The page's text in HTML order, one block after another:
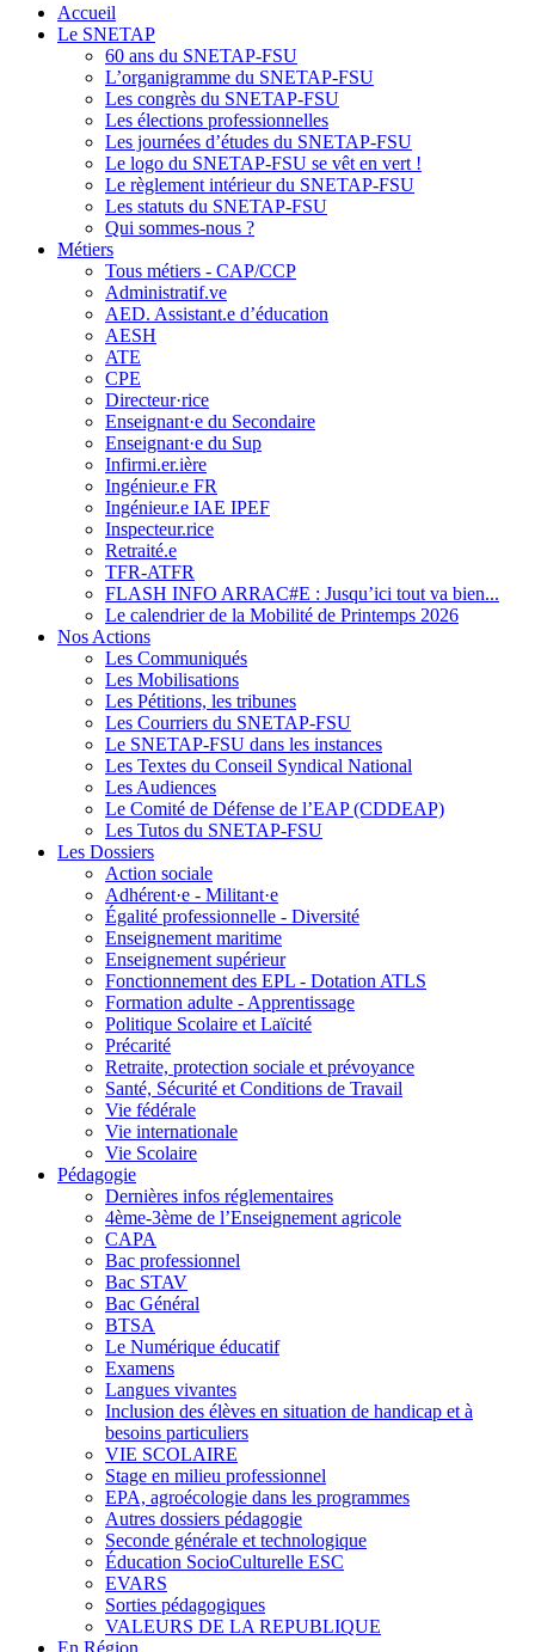
Accueil
Le SNETAP
60 ans du SNETAP-FSU
L’organigramme du SNETAP-FSU
Les congrès du SNETAP-FSU
Les élections professionnelles
Les journées d’études du SNETAP-FSU
Le logo du SNETAP-FSU se vêt en vert !
Le règlement intérieur du SNETAP-FSU
Les statuts du SNETAP-FSU
Qui sommes-nous ?
Métiers
Tous métiers - CAP/CCP
Administratif.ve
AED. Assistant.e d’éducation
AESH
ATE
CPE
Directeur·rice
Enseignant·e du Secondaire
Enseignant·e du Sup
Infirmi.er.ière
Ingénieur.e FR
Ingénieur.e IAE IPEF
Inspecteur.rice
Retraité.e
TFR-ATFR
FLASH INFO ARRAC#E : Jusqu’ici tout va bien...
Le calendrier de la Mobilité de Printemps 2026
Nos Actions
Les Communiqués
Les Mobilisations
Les Pétitions, les tribunes
Les Courriers du SNETAP-FSU
Le SNETAP-FSU dans les instances
Les Textes du Conseil Syndical National
Les Audiences
Le Comité de Défense de l’EAP (CDDEAP)
Les Tutos du SNETAP-FSU
Les Dossiers
Action sociale
Adhérent·e - Militant·e
Égalité professionnelle - Diversité
Enseignement maritime
Enseignement supérieur
Fonctionnement des EPL - Dotation ATLS
Formation adulte - Apprentissage
Politique Scolaire et Laïcité
Précarité
Retraite, protection sociale et prévoyance
Santé, Sécurité et Conditions de Travail
Vie fédérale
Vie internationale
Vie Scolaire
Pédagogie
Dernières infos réglementaires
4ème-3ème de l’Enseignement agricole
CAPA
Bac professionnel
Bac STAV
Bac Général
BTSA
Le Numérique éducatif
Examens
Langues vivantes
Inclusion des élèves en situation de handicap et à
besoins particuliers
VIE SCOLAIRE
Stage en milieu professionnel
EPA, agroécologie dans les programmes
Autres dossiers pédagogie
Seconde générale et technologique
Éducation SocioCulturelle ESC
EVARS
Sorties pédagogiques
VALEURS DE LA REPUBLIQUE
En Région